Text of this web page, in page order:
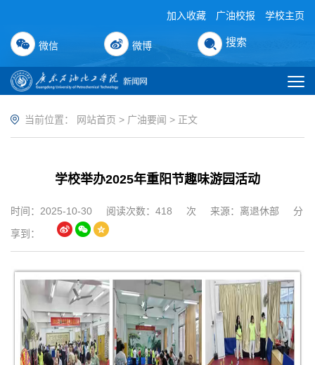
加入收藏 广油校报 学校主页
微信 微博 搜索
当前位置： 网站首页 > 广油要闻 > 正文
学校举办2025年重阳节趣味游园活动
时间：2025-10-30 阅读次数： 418 次 来源：离退休部
分
享到：